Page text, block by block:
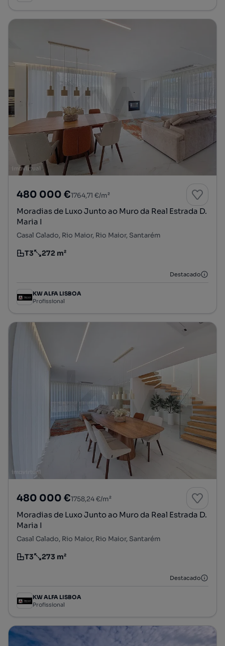
480 000 €1764,71 €/m²
Moradias de Luxo Junto ao Muro da Real Estrada D.
Maria I
Casal Calado, Rio Maior, Rio Maior, Santarém
Tipologia
T3
Preço por metro quadrado
272 m²
Destacado
KW ALFA LISBOA
Profissional
480 000 €1758,24 €/m²
Moradias de Luxo Junto ao Muro da Real Estrada D.
Maria I
Casal Calado, Rio Maior, Rio Maior, Santarém
Tipologia
T3
Preço por metro quadrado
273 m²
Destacado
KW ALFA LISBOA
Profissional